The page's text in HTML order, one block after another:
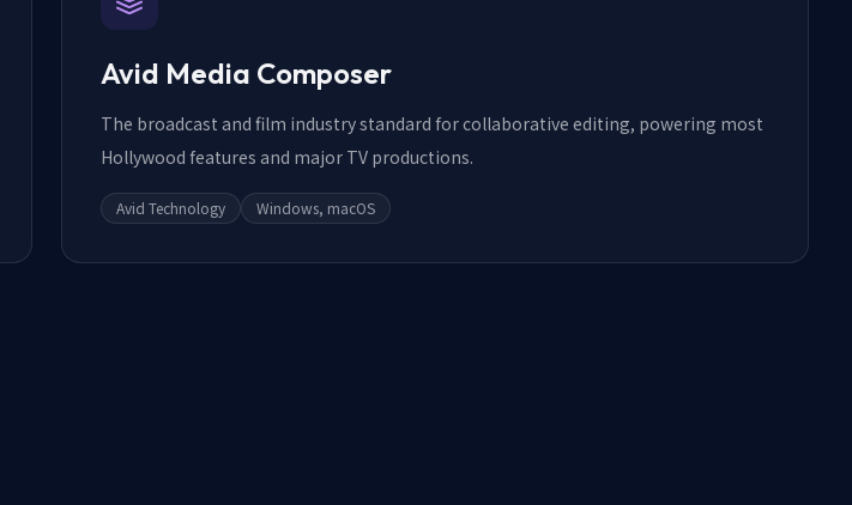
Avid Media Composer
The broadcast and film industry standard for collaborative editing, powering most
Hollywood features and major TV productions.
Avid Technology Windows, macOS